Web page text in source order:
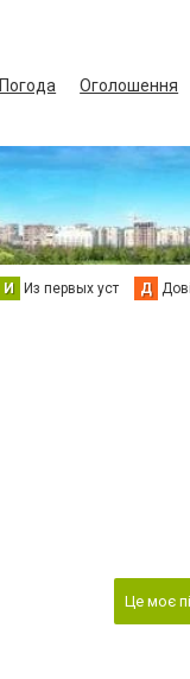
Погода Оголошення
И Из первых уст Д
Це моє